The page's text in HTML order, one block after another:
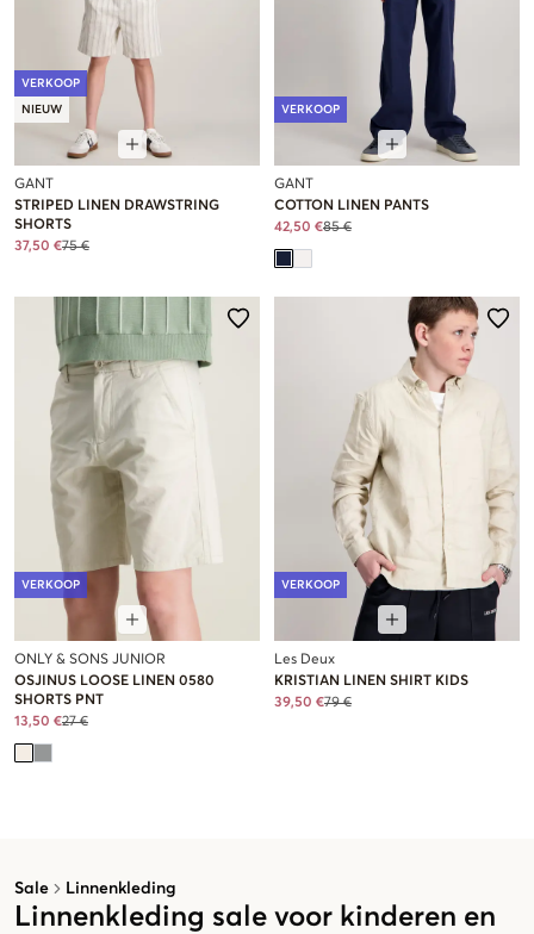
Sale Linnenkleding
Linnenkleding sale voor kinderen en
VERKOOP
NIEUW
GANT
STRIPED LINEN DRAWSTRING
SHORTS
37,50 €75 €
VERKOOP
GANT
COTTON LINEN PANTS
42,50 €85 €
VERKOOP
ONLY & SONS JUNIOR
OSJINUS LOOSE LINEN 0580
SHORTS PNT
13,50 €27 €
VERKOOP
Les Deux
KRISTIAN LINEN SHIRT KIDS
39,50 €79 €